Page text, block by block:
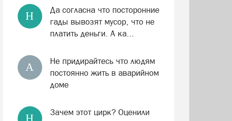
Н
Да согласна что посторонние
гады вывозят мусор, что не
платить деньги. А ка...
А
Не придирайтесь что людям
постоянно жить в аварийном
доме
Н
Зачем этот цирк? Оценили